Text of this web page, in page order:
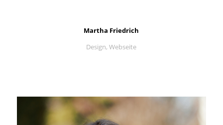
Martha Friedrich
Design, Webseite